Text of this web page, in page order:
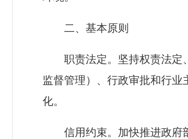
二、基本原则
职责法定。坚持权责法定、
监督管理）、行政审批和行
化。
信用约束。加快推进政府部